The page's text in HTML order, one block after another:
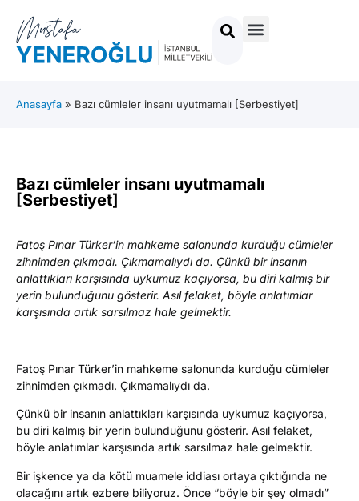
Anasayfa » Bazı cümleler insanı uyutmamalı [Serbestiyet]
Bazı cümleler insanı uyutmamalı
[Serbestiyet]
Fatoş Pınar Türker’in mahkeme salonunda kurduğu cümleler
zihnimden çıkmadı. Çıkmamalıydı da. Çünkü bir insanın
anlattıkları karşısında uykumuz kaçıyorsa, bu diri kalmış bir
yerin bulunduğunu gösterir. Asıl felaket, böyle anlatımlar
karşısında artık sarsılmaz hale gelmektir.
Fatoş Pınar Türker’in mahkeme salonunda kurduğu cümleler
zihnimden çıkmadı. Çıkmamalıydı da.
Çünkü bir insanın anlattıkları karşısında uykumuz kaçıyorsa,
bu diri kalmış bir yerin bulunduğunu gösterir. Asıl felaket,
böyle anlatımlar karşısında artık sarsılmaz hale gelmektir.
Bir işkence ya da kötü muamele iddiası ortaya çıktığında ne
olacağını artık ezbere biliyoruz. Önce “böyle bir şey olmadı”